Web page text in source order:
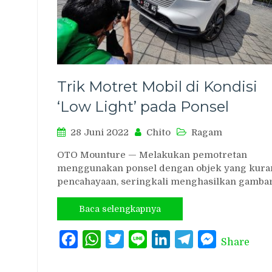
Trik Motret Mobil di Kondisi
‘Low Light’ pada Ponsel
28 Juni 2022 Chito Ragam
OTO Mounture — Melakukan pemotretan
menggunakan ponsel dengan objek yang
pencahayaan, seringkali menghasilkan
Baca selengkapnya
FacebookWhatsAppTwitterLine LinkedInTelegramMessenger
Share